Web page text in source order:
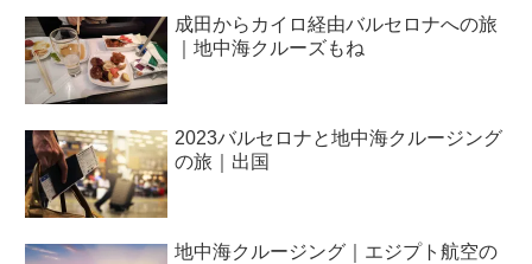
成田からカイロ経由バルセロナへの旅
｜地中海クルーズもね
2023バルセロナと地中海クルージング
の旅｜出国
地中海クルージング｜エジプト航空の